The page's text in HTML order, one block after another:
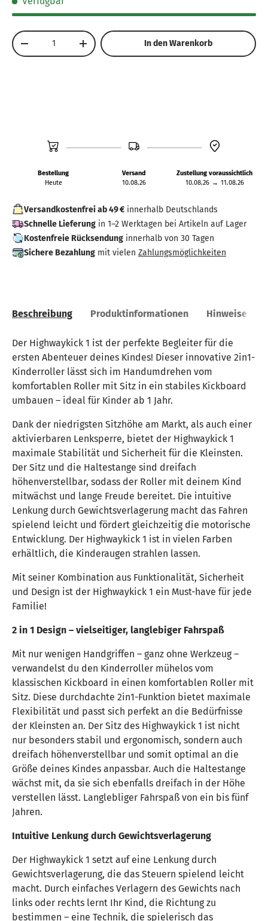
Anzahl
-
+ In den Warenkorb
Bestellung
Heute
Versand
10.08.26
Zustellung voraussichtlich
10.08.26 → 11.08.26
Versandkostenfrei ab 49 € innerhalb Deutschlands
Schnelle Lieferung in 1–2 Werktagen bei Artikeln auf Lager
Kostenfreie Rücksendung innerhalb von 30 Tagen
Sichere Bezahlung mit vielen Zahlungsmöglichkeiten
Beschreibung Produktinformationen Hinweise
Der Highwaykick 1 ist der perfekte Begleiter für die
ersten Abenteuer deines Kindes! Dieser innovative 2in1-
Kinderroller lässt sich im Handumdrehen vom
komfortablen Roller mit Sitz in ein stabiles Kickboard
umbauen – ideal für Kinder ab 1 Jahr.
Dank der niedrigsten Sitzhöhe am Markt, als auch einer
aktivierbaren Lenksperre, bietet der Highwaykick 1
maximale Stabilität und Sicherheit für die Kleinsten.
Der Sitz und die Haltestange sind dreifach
höhenverstellbar, sodass der Roller mit deinem Kind
mitwächst und lange Freude bereitet. Die intuitive
Lenkung durch Gewichtsverlagerung macht das Fahren
spielend leicht und fördert gleichzeitig die motorische
Entwicklung. Der Highwaykick 1 ist in vielen Farben
erhältlich, die Kinderaugen strahlen lassen.
Mit seiner Kombination aus Funktionalität, Sicherheit
und Design ist der Highwaykick 1 ein Must-have für jede
Familie!
2 in 1 Design – vielseitiger, langlebiger Fahrspaß
Mit nur wenigen Handgriffen – ganz ohne Werkzeug –
verwandelst du den Kinderroller mühelos vom
klassischen Kickboard in einen komfortablen Roller mit
Sitz. Diese durchdachte 2in1-Funktion bietet maximale
Flexibilität und passt sich perfekt an die Bedürfnisse
der Kleinsten an. Der Sitz des Highwaykick 1 ist nicht
nur besonders stabil und ergonomisch, sondern auch
dreifach höhenverstellbar und somit optimal an die
Größe deines Kindes anpassbar. Auch die Haltestange
wächst mit, da sie sich ebenfalls dreifach in der Höhe
verstellen lässt. Langlebliger Fahrspaß von ein bis fünf
Jahren.
Intuitive Lenkung durch Gewichtsverlagerung
Der Highwaykick 1 setzt auf eine Lenkung durch
Gewichtsverlagerung, die das Steuern spielend leicht
macht. Durch einfaches Verlagern des Gewichts nach
links oder rechts lernt Ihr Kind, die Richtung zu
bestimmen – eine Technik, die spielerisch das